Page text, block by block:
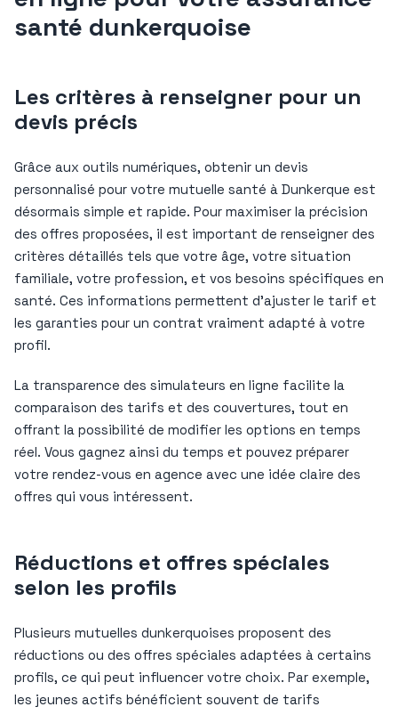
santé dunkerquoise
Les critères à renseigner pour un
devis précis
Grâce aux outils numériques, obtenir un devis
personnalisé pour votre mutuelle santé à Dunkerque est
désormais simple et rapide. Pour maximiser la précision
des offres proposées, il est important de renseigner des
critères détaillés tels que votre âge, votre situation
familiale, votre profession, et vos besoins spécifiques en
santé. Ces informations permettent d’ajuster le tarif et
les garanties pour un contrat vraiment adapté à votre
profil.
La transparence des simulateurs en ligne facilite la
comparaison des tarifs et des couvertures, tout en
offrant la possibilité de modifier les options en temps
réel. Vous gagnez ainsi du temps et pouvez préparer
votre rendez-vous en agence avec une idée claire des
offres qui vous intéressent.
Réductions et offres spéciales
selon les profils
Plusieurs mutuelles dunkerquoises proposent des
réductions ou des offres spéciales adaptées à certains
profils, ce qui peut influencer votre choix. Par exemple,
les jeunes actifs bénéficient souvent de tarifs